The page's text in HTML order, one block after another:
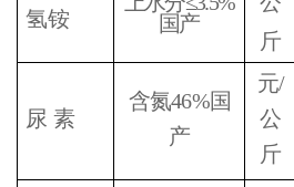
氢铵
国产
斤
尿 素
含氮46%国
产
元/
公
斤